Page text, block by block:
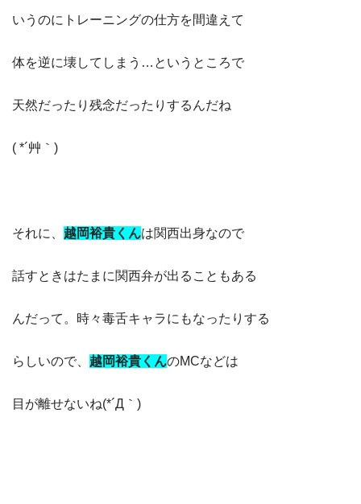
いうのにトレーニングの仕方を間違えて
体を逆に壊してしまう…というところで
天然だったり残念だったりするんだね
( *´艸｀)
それに、 越岡裕貴くんは関西出身なので
話すときはたまに関西弁が出ることもある
んだって。時々毒舌キャラにもなったりする
らしいので、 越岡裕貴くんのMCなどは
目が離せないね(*´Д｀)